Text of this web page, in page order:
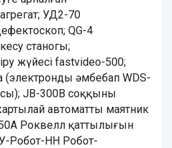
УД2-70
QG-4
станогы;
жүйесі fastvideo-500;
әмбебап WDS-
JB-300B соққыны
автоматты маятник
Роквелл қаттылығын
Робот-НН Робот-